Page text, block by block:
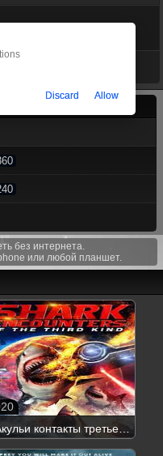
на телефон
без интернета.
или любой планшет.
контакты третьей
степени
Discard Allow